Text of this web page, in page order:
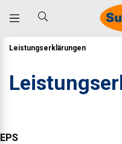
Leistungserklärungen
EPS